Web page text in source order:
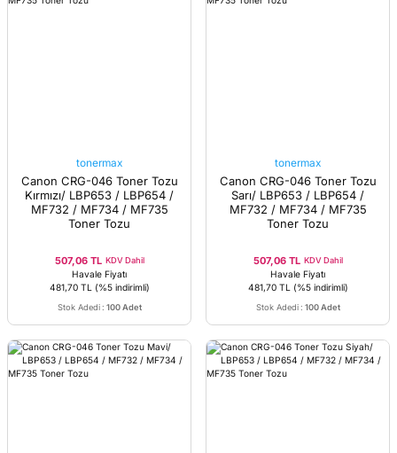
tonermax
Canon CRG-046 Toner Tozu
Kırmızı/ LBP653 / LBP654 /
MF732 / MF734 / MF735
Toner Tozu
507,06 TL KDV Dahil
Havale Fiyatı
481,70 TL
(%5 indirimli)
Stok Adedi : 100 Adet
tonermax
Canon CRG-046 Toner Tozu
Sarı/ LBP653 / LBP654 /
MF732 / MF734 / MF735
Toner Tozu
507,06 TL KDV Dahil
Havale Fiyatı
481,70 TL
(%5 indirimli)
Stok Adedi : 100 Adet